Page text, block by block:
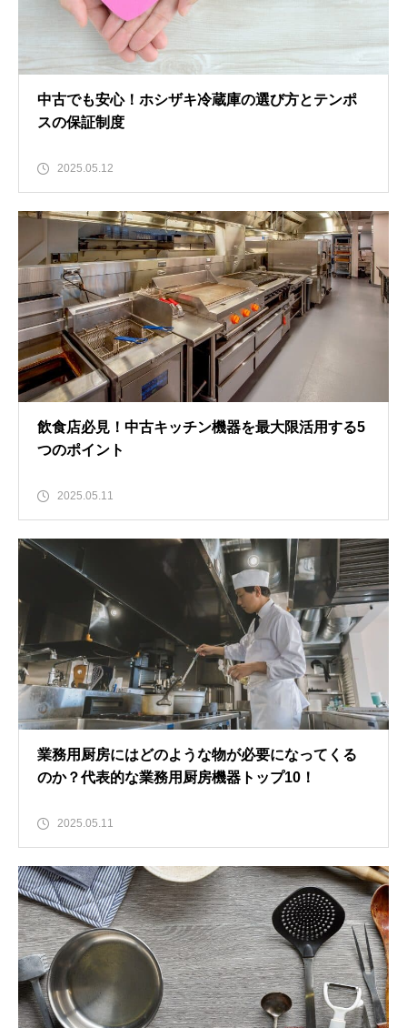
中古でも安心！ホシザキ冷蔵庫の選び方とテンポ
スの保証制度
2025.05.12
飲食店必見！中古キッチン機器を最大限活用する5
つのポイント
2025.05.11
業務用厨房にはどのような物が必要になってくる
のか？代表的な業務用厨房機器トップ10！
2025.05.11